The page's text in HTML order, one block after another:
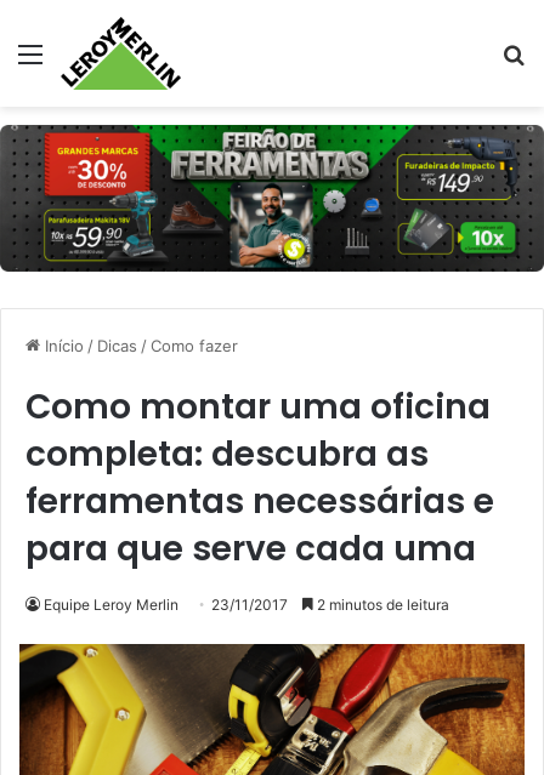
Menu
Início / Dicas /Como fazer
Como montar uma oficina
completa: descubra as
ferramentas necessárias e
para que serve cada uma
Equipe Leroy Merlin 23/11/2017 2 minutos de leitura